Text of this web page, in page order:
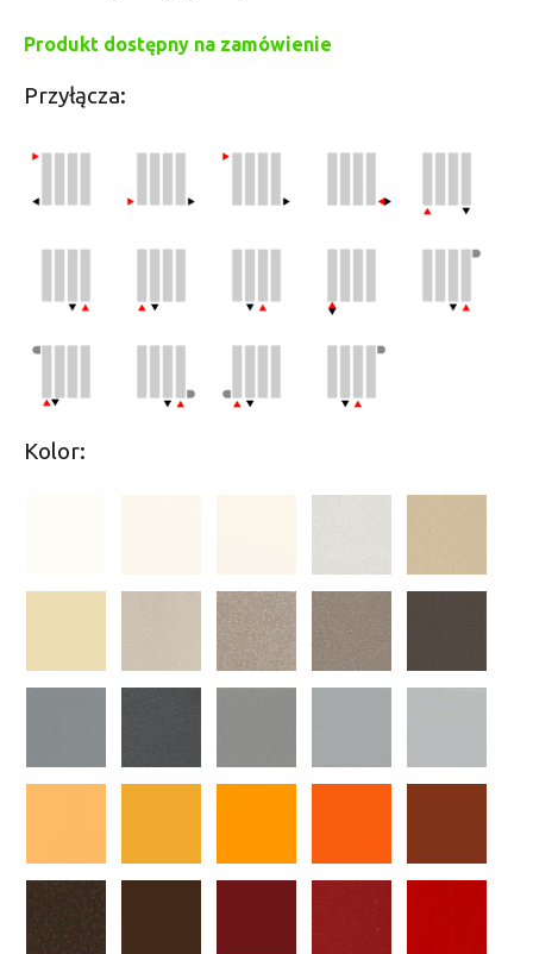
Produkt dostępny na zamówienie
Przyłącza:
Kolor: